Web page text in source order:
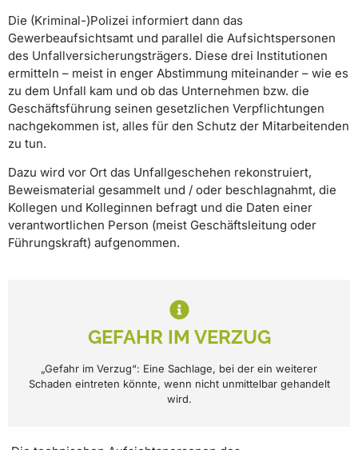
Die (Kriminal-)Polizei informiert dann das
Gewerbeaufsichtsamt und parallel die Aufsichtspersonen
des Unfallversicherungsträgers. Diese drei Institutionen
ermitteln – meist in enger Abstimmung miteinander – wie es
zu dem Unfall kam und ob das Unternehmen bzw. die
Geschäftsführung seinen gesetzlichen Verpflichtungen
nachgekommen ist, alles für den Schutz der Mitarbeitenden
zu tun.
Dazu wird vor Ort das Unfallgeschehen rekonstruiert,
Beweismaterial gesammelt und / oder beschlagnahmt, die
Kollegen und Kolleginnen befragt und die Daten einer
verantwortlichen Person (meist Geschäftsleitung oder
Führungskraft) aufgenommen.
GEFAHR IM VERZUG
„Gefahr im Verzug“: Eine Sachlage, bei der ein weiterer
Schaden eintreten könnte, wenn nicht unmittelbar gehandelt
wird.